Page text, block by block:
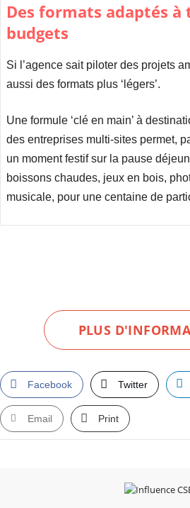
Des formats adaptés à
budgets
Si l’agence sait piloter des projets
aussi des formats plus ‘légers’.
Une formule ‘clé en main’ à
des entreprises multi-sites permet,
un moment festif sur la pause
boissons chaudes, jeux en bois,
musicale, pour une centaine de
PLUS
Facebook Twitter
Email Print